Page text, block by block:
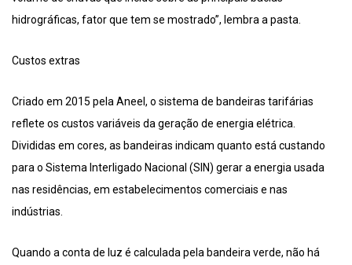
hidrográficas, fator que tem se mostrado”, lembra a pasta.
Custos extras
Criado em 2015 pela Aneel, o sistema de bandeiras tarifárias
reflete os custos variáveis da geração de energia elétrica.
Divididas em cores, as bandeiras indicam quanto está custando
para o Sistema Interligado Nacional (SIN) gerar a energia usada
nas residências, em estabelecimentos comerciais e nas
indústrias.
Quando a conta de luz é calculada pela bandeira verde, não há